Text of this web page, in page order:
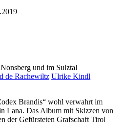
und im Sulztal
de Rachewiltz Ulrike Kindl
Brandis“ wohl verwahrt im
Lana. Das Album mit Skizzen von
der Gefürsteten Grafschaft Tirol